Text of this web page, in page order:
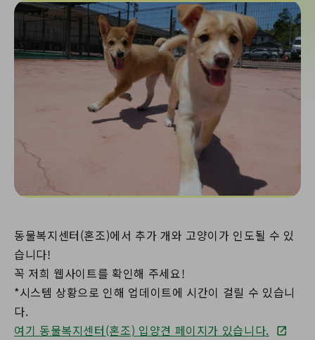
동물복지센터(혼조)에서 추가 개와 고양이가 인도될 수 있
습니다!
꼭 저희 웹사이트를 확인해 주세요!
*시스템 상황으로 인해 업데이트에 시간이 걸릴 수 있습니
다.
여기 동물복지센터(혼조) 입양견 페이지가 있습니다.